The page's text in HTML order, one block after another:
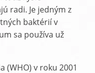
radi. Je jedným z
baktérií v
sa používa už
(WHO) v roku 2001